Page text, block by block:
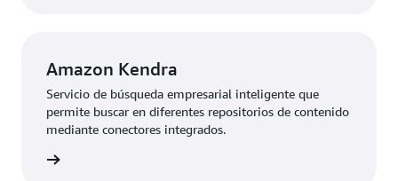
Amazon Kendra
Servicio de búsqueda empresarial inteligente que
permite buscar en diferentes repositorios de contenido
mediante conectores integrados.